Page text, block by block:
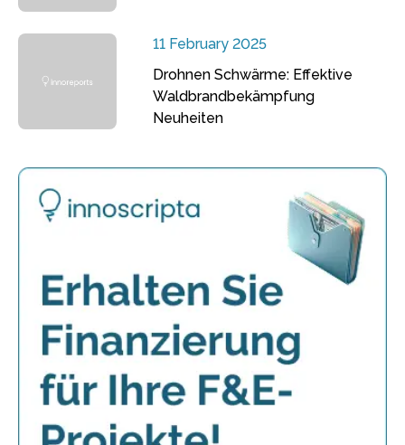
11 February 2025
Drohnen Schwärme: Effektive
Waldbrandbekämpfung
Neuheiten